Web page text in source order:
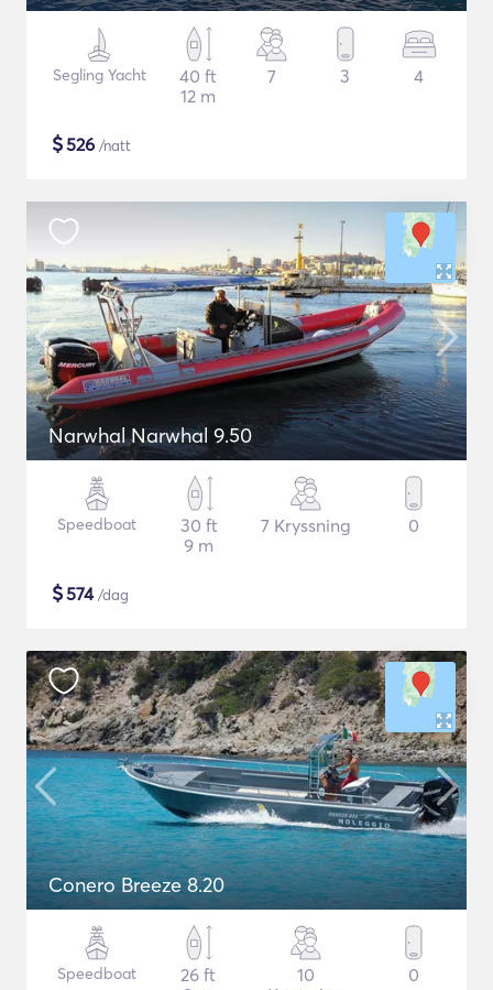
Segling Yacht
40 ft
12 m
7 3 4
$526 /natt
Narwhal Narwhal 9.50
Speedboat
30 ft
9 m
7 Kryssning 0
$574/dag
Conero Breeze 8.20
Speedboat
26 ft
10
0